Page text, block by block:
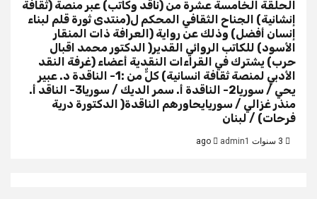
الحلقة الخامسة عشرة من (ناقد وكاتب) عبر منصة (ثقافة
إنشانية) الجناح الثقافي المحكم ل(منتدى ثورة قلم لبناء
إنسان أفضل) وذلك عن رواية (العرافة ذات المنقار
الأسود) للكاتب الروائي القدير( الدكتور محمد اقبال
حرب) يشترك في القراءات النقدية أعضاء (غرفة النقد
الأدبي لمنصة ثقافة انسانية) كلٌّ من :1- الناقدة د. عبير
يحي / سوريا2- الناقدة أ. سمر الديك / سوريا3- الناقد أ.
منذر غزالي / سوريايحاورهم الناقدة( الدكتورة درية
فرحات) / لبنان
admin1